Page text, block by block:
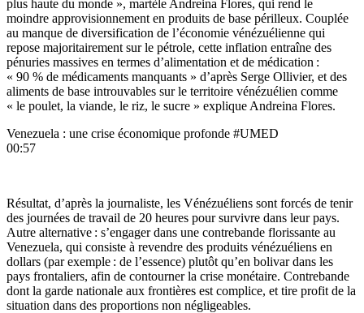
plus haute du monde », martèle Andreina Flores, qui rend le
moindre approvisionnement en produits de base périlleux. Couplée
au manque de diversification de l’économie vénézuélienne qui
repose majoritairement sur le pétrole, cette inflation entraîne des
pénuries massives en termes d’alimentation et de médication :
« 90 % de médicaments manquants » d’après Serge Ollivier, et des
aliments de base introuvables sur le territoire vénézuélien comme
« le poulet, la viande, le riz, le sucre » explique Andreina Flores.
Venezuela : une crise économique profonde #UMED
00:57
Résultat, d’après la journaliste, les Vénézuéliens sont forcés de tenir
des journées de travail de 20 heures pour survivre dans leur pays.
Autre alternative : s’engager dans une contrebande florissante au
Venezuela, qui consiste à revendre des produits vénézuéliens en
dollars (par exemple : de l’essence) plutôt qu’en bolivar dans les
pays frontaliers, afin de contourner la crise monétaire. Contrebande
dont la garde nationale aux frontières est complice, et tire profit de la
situation dans des proportions non négligeables.